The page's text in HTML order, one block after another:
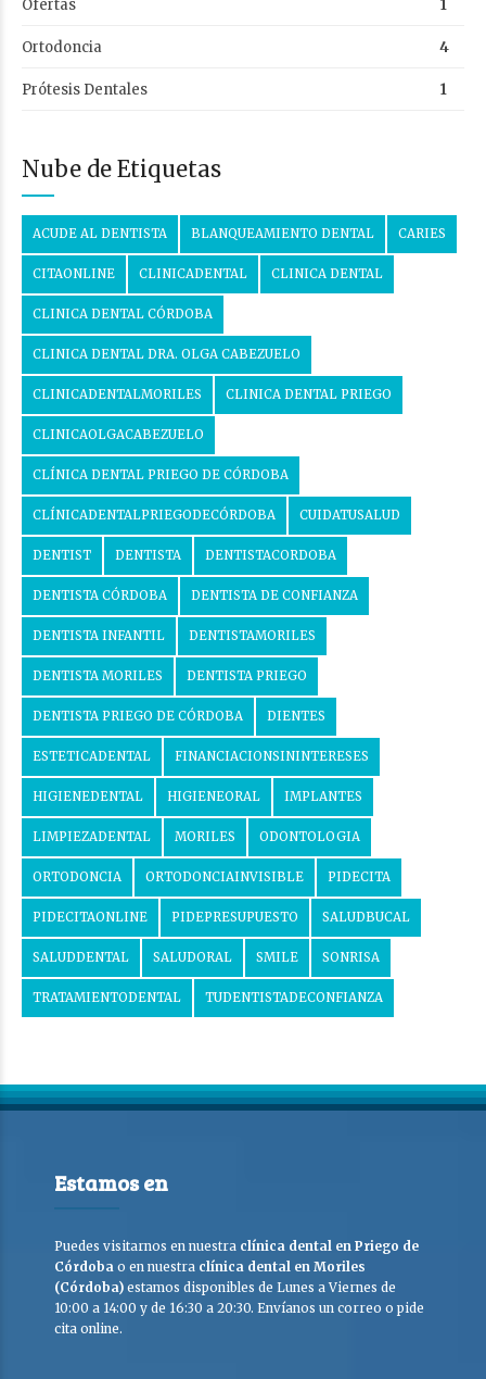
Ofertas 1
Ortodoncia 4
Prótesis Dentales 1
Nube de Etiquetas
ACUDE AL DENTISTA BLANQUEAMIENTO DENTAL CARIES
CITAONLINE CLINICADENTAL CLINICA DENTAL
CLINICA DENTAL CÓRDOBA
CLINICA DENTAL DRA. OLGA CABEZUELO
CLINICADENTALMORILES CLINICA DENTAL PRIEGO
CLINICAOLGACABEZUELO
CLÍNICA DENTAL PRIEGO DE CÓRDOBA
CLÍNICADENTALPRIEGODECÓRDOBA CUIDATUSALUD
DENTIST DENTISTA DENTISTACORDOBA
DENTISTA CÓRDOBA DENTISTA DE CONFIANZA
DENTISTA INFANTIL DENTISTAMORILES
DENTISTA MORILES DENTISTA PRIEGO
DENTISTA PRIEGO DE CÓRDOBA DIENTES
ESTETICADENTAL FINANCIACIONSININTERESES
HIGIENEDENTAL HIGIENEORAL IMPLANTES
LIMPIEZADENTAL MORILES ODONTOLOGIA
ORTODONCIA ORTODONCIAINVISIBLE PIDECITA
PIDECITAONLINE PIDEPRESUPUESTO SALUDBUCAL
SALUDDENTAL SALUDORAL SMILE SONRISA
TRATAMIENTODENTAL TUDENTISTADECONFIANZA
Estamos en
Puedes visitarnos en nuestra clínica dental en Priego de
Córdoba o en nuestra clínica dental en Moriles
(Córdoba) estamos disponibles de Lunes a Viernes de
10:00 a 14:00 y de 16:30 a 20:30. Envíanos un correo o pide
cita online.